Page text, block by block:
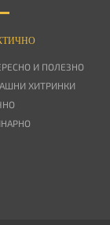
И ПОЛЕЗНО
ХИТРИНКИ